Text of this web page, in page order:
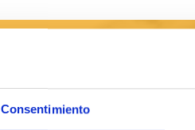
Consentimiento